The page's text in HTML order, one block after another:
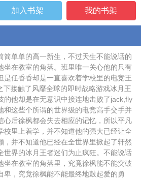
加入书架 我的书架
简单单的高一新生，不过天生不能说话的
坐在教室的角落。班里唯一关心他的只有
是任香香却是一直喜欢着学校里的电竞王
接触了风靡全球的即时战略游戏冰月王
的他却是在无意识中接连地击败了jack,fly
和这些个所谓的世界级的电竞高手交手并
心后徐枫都会失去相应的记忆，所以平凡
校里上着学，并不知道他的强大已经让全
，并不知道他已经在全世界里掀起了轩然
世界的冰月王者迷们为止疯狂。不能说话
坐在教室的角落里，究竟徐枫能不能突破
卑，究竟徐枫能不能最终地鼓起爱的勇